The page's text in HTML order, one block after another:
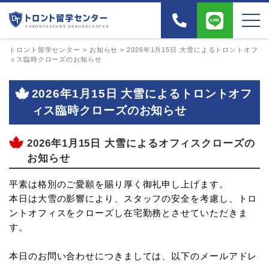
トロント留学センター > お知らせ >2026年1月15日 大雪によるトロントオフ
ィス臨時クローズのお知らせ
2026年1月15日 大雪によるトロントオフ
ィス臨時クローズのお知らせ
2026年1月15日 大雪によるオフィスクローズの
お知らせ
平素は格別のご愛願を賜り厚く御礼申し上げます。
本日は大雪の影響により、スタッフの安全を考慮し、トロ
ントオフィスをクローズし在宅勤務とさせていただきま
す。
本日のお問い合わせにつきましては、以下のメールアドレ